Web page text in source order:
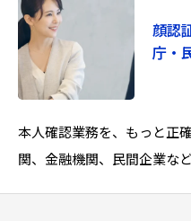
顔認
庁・
本人確認業務を、もっと正
関、金融機関、民間企業な